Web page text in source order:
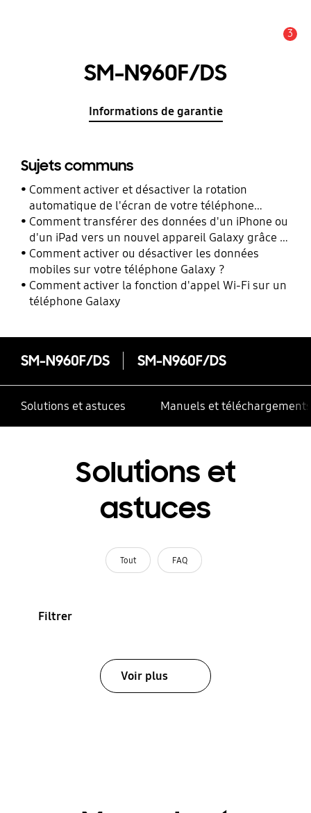
3
SM-N960F/DS
Informations de garantie
Sujets communs
Comment activer et désactiver la rotation
automatique de l'écran de votre téléphone
Galaxy ?
Comment transférer des données d'un iPhone ou
d'un iPad vers un nouvel appareil Galaxy grâce à
Smart Switch ?
Comment activer ou désactiver les données
mobiles sur votre téléphone Galaxy ?
Comment activer la fonction d'appel Wi-Fi sur un
téléphone Galaxy
SM-N960F/DS SM-N960F/DS
Solutions et astuces Manuels et téléchargements
Solutions et
astuces
Tout FAQ
Filtrer
Voir plus